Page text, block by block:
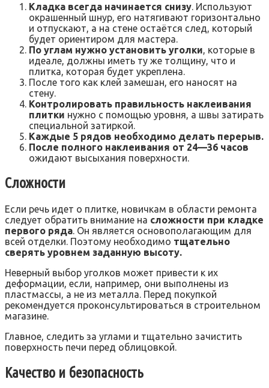
Кладка всегда начинается снизу . Используют
окрашенный шнур, его натягивают горизонтально
и отпускают, а на стене остаётся след, который
будет ориентиром для мастера.
По углам нужно установить уголки , которые в
идеале, должны иметь ту же толщину, что и
плитка, которая будет укреплена.
После того как клей замешан, его наносят на
стену.
Контролировать правильность наклеивания
плитки нужно с помощью уровня, а швы затирать
специальной затиркой.
Каждые 5 рядов необходимо делать перерыв.
После полного наклеивания от 24—36 часов
ожидают высыхания поверхности.
Сложности
Если речь идет о плитке, новичкам в области ремонта
следует обратить внимание на сложности при кладке
первого ряда. Он является основополагающим для
всей отделки. Поэтому необходимо тщательно
сверять уровнем заданную высоту.
Неверный выбор уголков может привести к их
деформации, если, например, они выполнены из
пластмассы, а не из металла. Перед покупкой
рекомендуется проконсультироваться в строительном
магазине.
Главное, следить за углами и тщательно зачистить
поверхность печи перед облицовкой.
Качество и безопасность